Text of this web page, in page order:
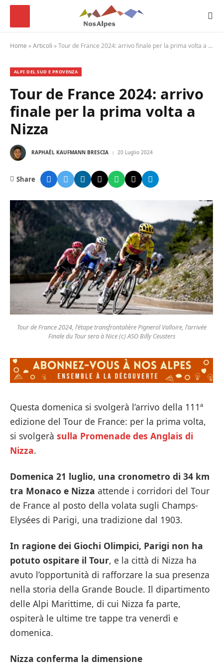
Home »Articoli »Tour de France 2024: arrivo finale per la prima volta a Nizza
ALPI DEL SUD E PROVENZA
Tour de France 2024: arrivo
finale per la prima volta a
Nizza
RAPHAËL KAUFMANN BRESCIA 20 Luglio 2024
Share
Tour de France 2024, l'étape transfrontalière Pignerol Valloire, l'arrivée
Finale du Tour sera à Nice (c) ASO Billy Ceusters
Questa domenica si svolgerà l’arrivo della 111ª
edizione del Tour de France: per la prima volta,
si svolgerà sulla Promenade des Anglais di
Nizza.
Domenica 21 luglio, una cronometro di 34 km
tra Monaco e Nizza attende i corridori del Tour
de France al posto della volata sugli Champs-
Elysées di Parigi, una tradizione dal 1903.
In ragione dei Giochi Olimpici, Parigi non ha
potuto ospitare il Tour, e la città di Nizza ha
avuto l’opportunità di rafforzare la sua presenza
nella storia della Grande Boucle. Il dipartimento
delle Alpi Marittime, di cui Nizza fa parte,
ospiterà le ultime tre tappe tra venerdì e
domenica.
Nizza conferma la dimensione